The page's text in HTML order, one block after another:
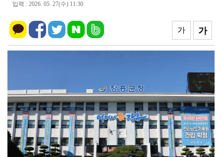
전남광주특별시 동구, ‘세상을 잇는 은둔이웃 홈쿡 챌린...
무안청소년방과후아카데미, 성인지 감수성 향상 'UP' ...
완도군, 8월 '하천·계곡' 불법 점용 시설 집중 단속
입력 : 2026. 05. 27(수) 11:30
가
가